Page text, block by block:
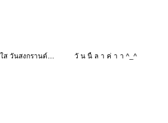
ฮานะ สดใส วันสงกรานต์ 3_35 วั น นี้ ล า ค่ า า ^_^